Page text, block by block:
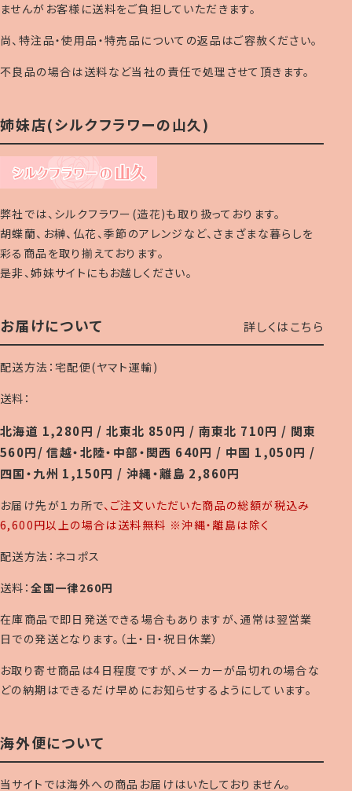
ませんがお客様に送料をご負担していただきます。
尚、特注品・使用品・特売品についての返品はご容赦ください。
不良品の場合は送料など当社の責任で処理させて頂きます。
姉妹店(シルクフラワーの山久)
弊社では、シルクフラワー(造花)も取り扱っております。
胡蝶蘭、お榊、仏花、季節のアレンジなど、さまざまな暮らしを
彩る商品を取り揃えております。
是非、姉妹サイトにもお越しください。
お届けについて 詳しくはこちら
配送方法：宅配便(ヤマト運輸)
送料：
北海道 1,280円 / 北東北 850円 / 南東北 710円 / 関東
560円/ 信越・北陸・中部・関西 640円 / 中国 1,050円 /
四国・九州 1,150円 / 沖縄・離島 2,860円
お届け先が１カ所で、ご注文いただいた商品の総額が税込み
6,600円以上の場合は送料無料 ※沖縄・離島は除く
配送方法：ネコポス
送料：全国一律260円
在庫商品で即日発送できる場合もありますが、通常は翌営業
日での発送となります。（土・日・祝日休業）
お取り寄せ商品は4日程度ですが、メーカーが品切れの場合な
どの納期はできるだけ早めにお知らせするようにしています。
海外便について
当サイトでは海外への商品お届けはいたしておりません。